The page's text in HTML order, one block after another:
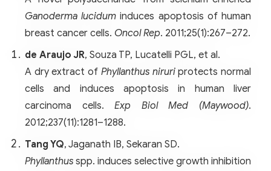
Ganoderma lucidum induces apoptosis of human
breast cancer cells. Oncol Rep. 2011;25(1):267–272.
de Araujo JR, Souza TP, Lucatelli PGL, et al.
A dry extract of Phyllanthus niruriprotects normal
cells and induces apoptosis in human liver
carcinoma cells.Exp Biol Med (Maywood).
2012;237(11):1281–1288.
Tang YQ, Jaganath IB, Sekaran SD.
Phyllanthus spp. induces selective growth inhibition